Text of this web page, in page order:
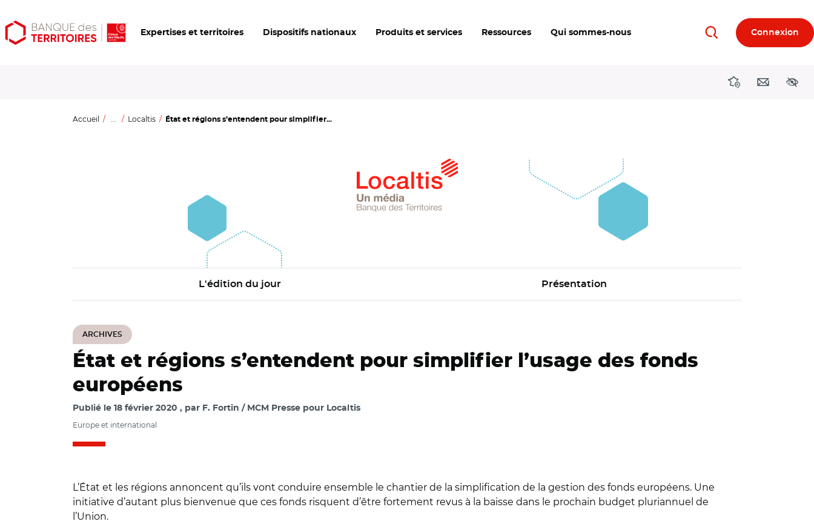
Aller
au
Aller
au
Ouvrir
les
Expertises et territoires Dispositifs nationaux Produits et services Ressources Qui sommes-nous RechercherConnexion
DirectionsContact
Accueil ... Localtis État et régions s’entendent pour simplifier...
L'édition du jour Présentation
ARCHIVES
État et régions s’entendent pour simplifier l’usage des fonds
européens
Publié le 18 février 2020 par F. Fortin / MCM Presse pour Localtis
Europe et international
L’État et les régions annoncent qu’ils vont conduire ensemble le chantier de la simplification de la gestion des fonds européens. Une
initiative d’autant plus bienvenue que ces fonds risquent d’être fortement revus à la baisse dans le prochain budget pluriannuel de
l’Union.